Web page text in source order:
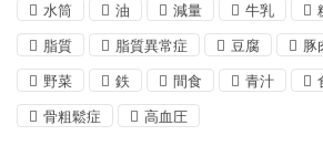
水筒 油 減量 牛乳
脂質 脂質異常症 豆腐 豚
野菜 鉄 間食 青汁
骨粗鬆症 高血圧